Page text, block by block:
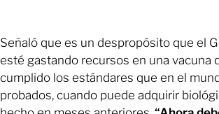
Señaló que es un despropósito que el
esté gastando recursos en una vacuna
cumplido los estándares que en el
probados, cuando puede adquirir